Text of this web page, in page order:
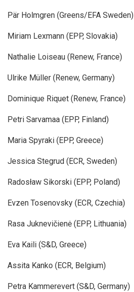
Pär Holmgren (Greens/EFA Sweden)
Miriam Lexmann (EPP, Slovakia)
Nathalie Loiseau (Renew, France)
Ulrike Müller (Renew, Germany)
Dominique Riquet (Renew, France)
Petri Sarvamaa (EPP, Finland)
Maria Spyraki (EPP, Greece)
Jessica Stegrud (ECR, Sweden)
Radosław Sikorski (EPP, Poland)
Evzen Tosenovsky (ECR, Czechia)
Rasa Juknevičienė (EPP, Lithuania)
Eva Kaili (S&D, Greece)
Assita Kanko (ECR, Belgium)
Petra Kammerevert (S&D, Germany)